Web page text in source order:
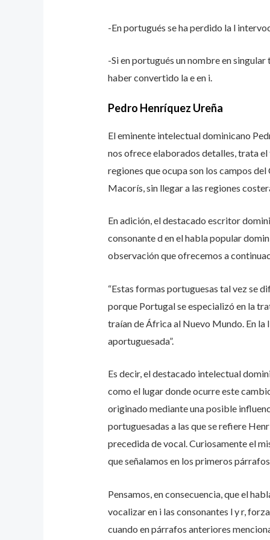
-En portugués se ha perdido la l
-Si en portugués un nombre en
haber convertido la e en i.
Pedro Henríquez Ureña
El eminente intelectual dominicano
nos ofrece elaborados detalles, trata el
regiones que ocupa son los campos
Macorís, sin llegar a las regiones
En adición, el destacado escritor
consonante d en el habla popular
observación que ofrecemos a
“Estas formas portuguesas tal vez se
porque Portugal se especializó en la
traían de África al Nuevo Mundo. En la
aportuguesada”.
Es decir, el destacado intelectual
como el lugar donde ocurre este
originado mediante una posible
portuguesadas a las que se refiere
precedida de vocal. Curiosamente el
que señalamos en los primeros
Pensamos, en consecuencia, que el
vocalizar en i las consonantes l y r,
cuando en párrafos anteriores